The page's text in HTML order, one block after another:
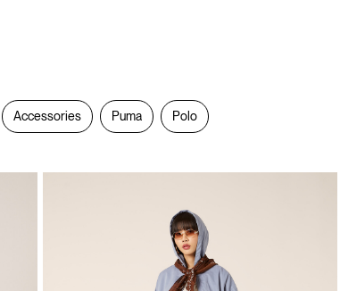
Accessories Puma Polo